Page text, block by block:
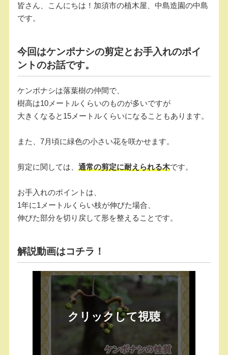
c
b
o
o
k
e
a
皆さん、こんにちは！加須市の植木屋、中島造園の中島
です。
今回はケンポナシの剪定とお手入れのポイ
ントのお話です。
ケンポナシは落葉樹の仲間で、
樹高は10メートルくらいのものが多いですが
大きくなると15メートルくらいになることもあります。
また、7月頃に緑色の小さい花を咲かせます。
剪定に関しては、通常の剪定に耐えられる木です。
お手入れのポイントは、
1年に1メートルくらい枝が伸びた場合、
伸びた部分を切り戻して形を整えることです。
解説動画はコチラ！